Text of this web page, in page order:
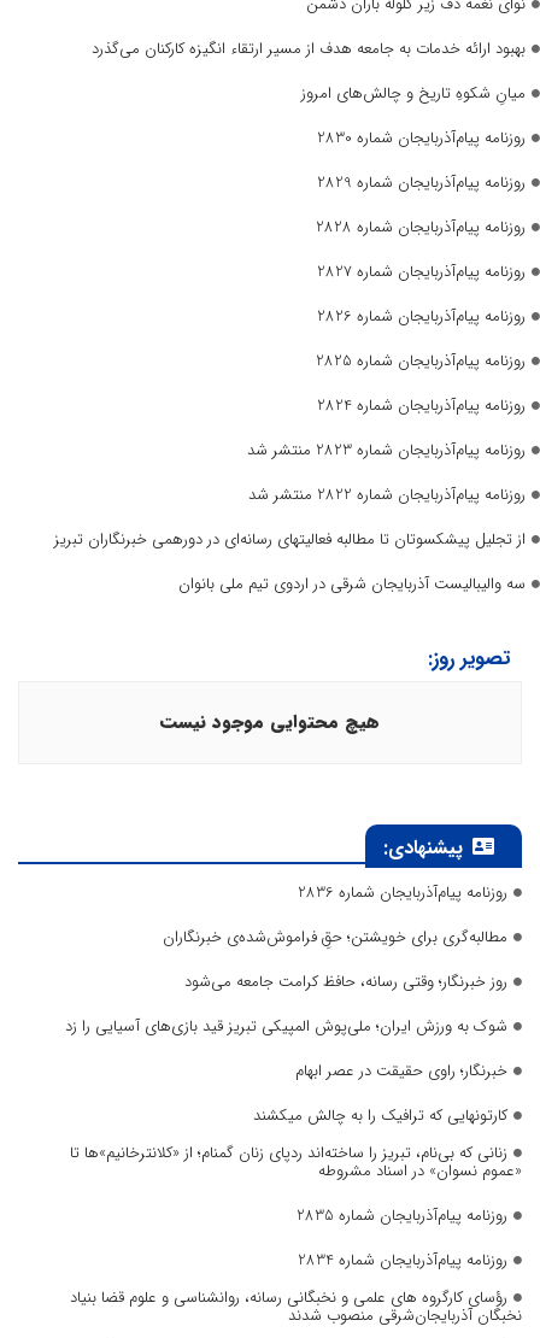
بهبود ارائه خدمات به جامعه هدف از مسیر ارتقاء انگیزه کارکنان می‌گذرد
میانِ شکوهِ تاریخ و چالش‌های امروز
روزنامه پیام‌آذربایجان شماره 2830
روزنامه پیام‌آذربایجان شماره 2829
روزنامه پیام‌آذربایجان شماره 2828
روزنامه پیام‌آذربایجان شماره 2827
روزنامه پیام‌آذربایجان شماره 2826
روزنامه پیام‌آذربایجان شماره 2825
روزنامه پیام‌آذربایجان شماره 2824
روزنامه پیام‌آذربایجان شماره 2823 منتشر شد
روزنامه پیام‌آذربایجان شماره 2822 منتشر شد
از تجلیل پیشکسوتان تا مطالبه فعالیتهای رسانه‌ای در دورهمی خبرنگاران تبریز
سه والیبالیست آذربایجان‌ شرقی در اردوی تیم ملی بانوان
تصویر روز:
هیچ محتوایی موجود نیست
پیشنهادی:
روزنامه پیام‌آذربایجان شماره 2836
مطالبه‌گری برای خویشتن؛ حقِ فراموش‌شده‌ی خبرنگاران
روز خبرنگار؛ وقتی رسانه، حافظ کرامت جامعه می‌شود
شوک به ورزش ایران؛ ملی‌پوش المپیکی تبریز قید بازی‌های آسیایی را زد
خبرنگار؛ راوی حقیقت در عصر ابهام
کارتونهایی که ترافیک را به چالش میکشند
زنانی که بی‌نام، تبریز را ساخته‌اند ردپای زنان گمنام؛ از «کلانترخانیم»ها تا
«عموم نسوان» در اسناد مشروطه
روزنامه پیام‌آذربایجان شماره 2835
روزنامه پیام‌آذربایجان شماره 2834
رؤسای کارگروه های علمی و نخبگانی رسانه، روانشناسی و علوم قضا بنیاد
نخبگان آذربایجان‌شرقی منصوب شدند